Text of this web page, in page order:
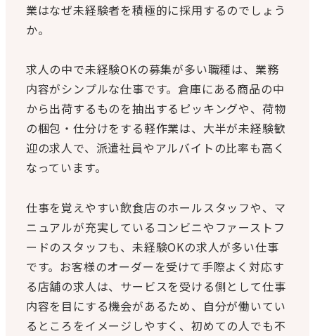
業はなぜ未経験者を積極的に採用するのでしょう
か。
求人の中で未経験OKの募集が多い職種は、業務
内容がシンプルな仕事です。倉庫にある商品の中
から出荷するものを抽出するピッキングや、荷物
の梱包・仕分けをする軽作業は、大半が未経験歓
迎の求人で、派遣社員やアルバイトの比率も高く
なっています。
仕事を覚えやすい飲食店のホールスタッフや、マ
ニュアルが充実しているコンビニやファーストフ
ードのスタッフも、未経験OKの求人が多い仕事
です。お客様のオーダーを受けて手際よく対応す
る店舗の求人は、サービスを受ける側として仕事
内容を目にする機会があるため、自分が働いてい
るところをイメージしやすく、初めての人でも不